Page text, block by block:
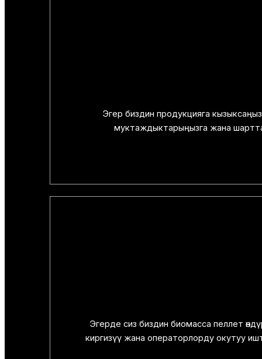
Эгер биздин продукцияга
муктаждыктарыңызга жана
Эгерде сиз биздин биомасса пеллет
киргизүү жана операторлорду окутуу